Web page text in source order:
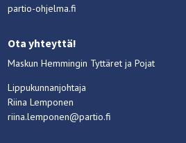
partio-ohjelma.fi
Ota yhteyttä!
Maskun Hemmingin Tyttäret ja Pojat
Lippukunnanjohtaja
Riina Lemponen
riina.lemponen@partio.fi